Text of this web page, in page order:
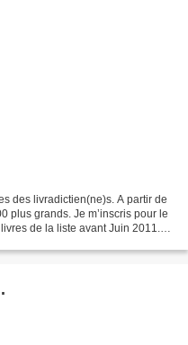
des livradictien(ne)s. A partir de
plus grands. Je m’inscris pour le
de la liste avant Juin 2011.